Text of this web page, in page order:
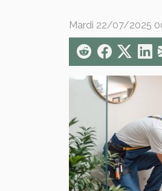
Mardi 22/07/2025